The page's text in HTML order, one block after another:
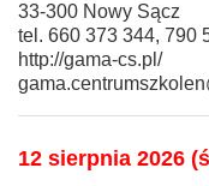
33-300 Nowy Sącz
tel. 660 373 344, 790
http://gama-cs.pl/
12 sierpnia 2026